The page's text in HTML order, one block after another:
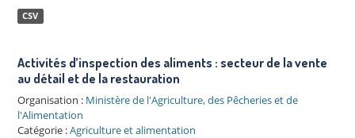
CSV
Activités d’inspection des aliments : secteur de la vente
au détail et de la restauration
Organisation : Ministère de l'Agriculture, des Pêcheries et de
l'Alimentation
Catégorie :Agriculture et alimentation